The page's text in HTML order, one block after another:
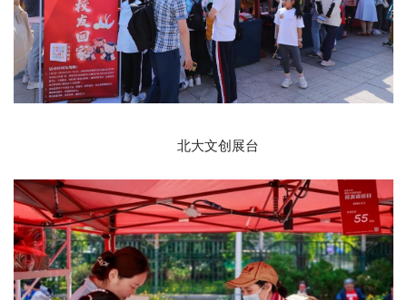
北大文创展台